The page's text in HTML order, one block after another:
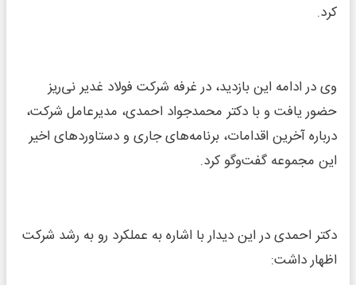
کرد.
وی در ادامه این بازدید، در غرفه شرکت فولاد غدیر نی‌ریز
حضور یافت و با دکتر محمدجواد احمدی، مدیرعامل شرکت،
درباره آخرین اقدامات، برنامه‌های جاری و دستاوردهای اخیر
این مجموعه گفت‌وگو کرد.
دکتر احمدی در این دیدار با اشاره به عملکرد رو به رشد شرکت
اظهار داشت: